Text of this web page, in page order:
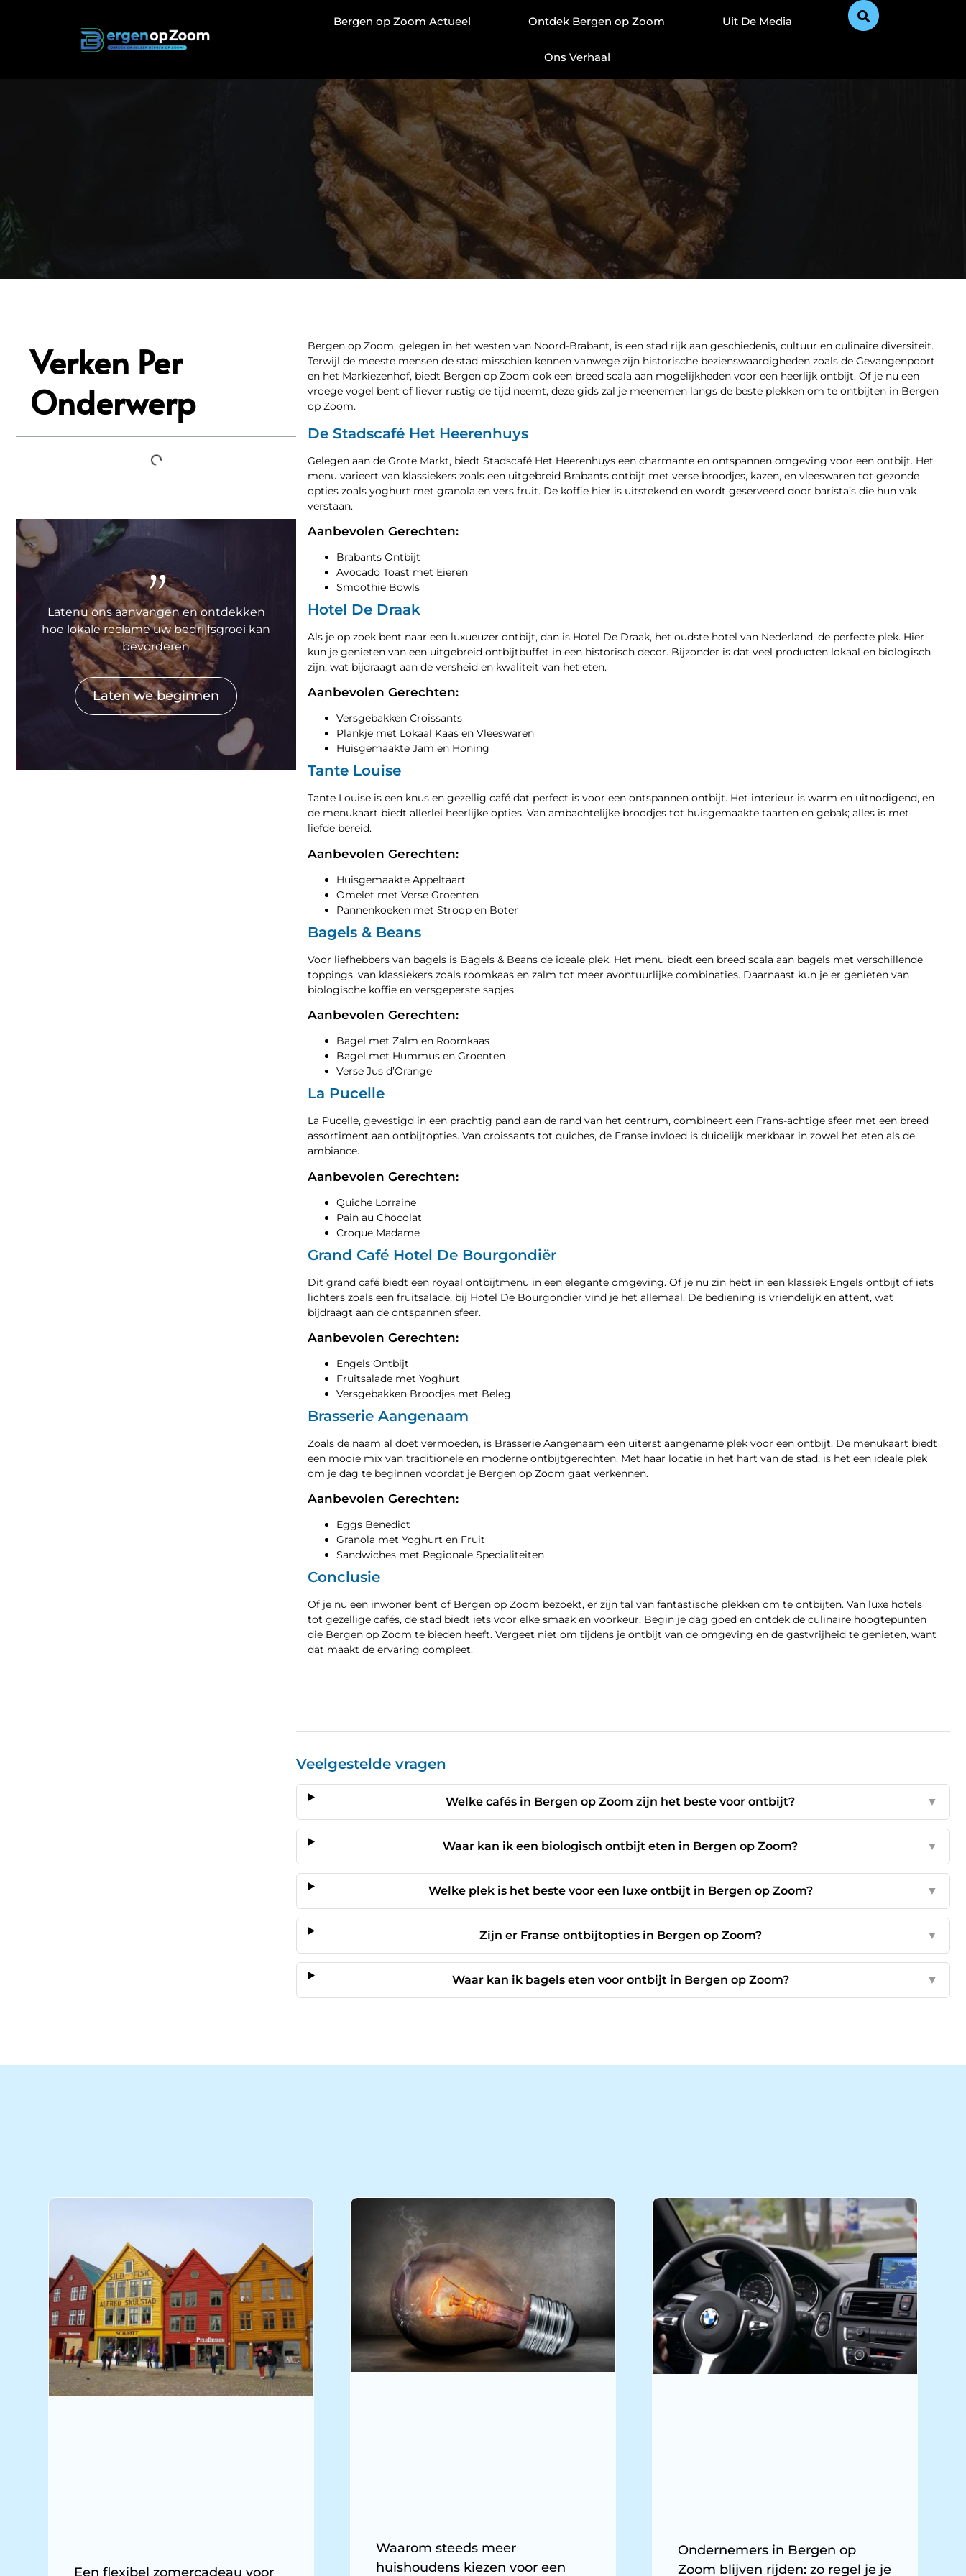
Bergen op Zoom Actueel Ontdek Bergen op Zoom Uit De Media
Ons Verhaal
Bergen op Zoom, gelegen in het westen van Noord-Brabant, is een stad rijk aan geschiedenis, cultuur en culinaire diversiteit.
Terwijl de meeste mensen de stad misschien kennen vanwege zijn historische bezienswaardigheden zoals de Gevangenpoort
en het Markiezenhof, biedt Bergen op Zoom ook een breed scala aan mogelijkheden voor een heerlijk ontbijt. Of je nu een
vroege vogel bent of liever rustig de tijd neemt, deze gids zal je meenemen langs de beste plekken om te ontbijten in Bergen
op Zoom.
De Stadscafé Het Heerenhuys
Gelegen aan de Grote Markt, biedt Stadscafé Het Heerenhuys een charmante en ontspannen omgeving voor een ontbijt. Het
menu varieert van klassiekers zoals een uitgebreid Brabants ontbijt met verse broodjes, kazen, en vleeswaren tot gezonde
opties zoals yoghurt met granola en vers fruit. De koffie hier is uitstekend en wordt geserveerd door barista’s die hun vak
verstaan.
Aanbevolen Gerechten:
Brabants Ontbijt
Avocado Toast met Eieren
Smoothie Bowls
Hotel De Draak
Als je op zoek bent naar een luxueuzer ontbijt, dan is Hotel De Draak, het oudste hotel van Nederland, de perfecte plek. Hier
kun je genieten van een uitgebreid ontbijtbuffet in een historisch decor. Bijzonder is dat veel producten lokaal en biologisch
zijn, wat bijdraagt aan de versheid en kwaliteit van het eten.
Aanbevolen Gerechten:
Versgebakken Croissants
Plankje met Lokaal Kaas en Vleeswaren
Huisgemaakte Jam en Honing
Tante Louise
Tante Louise is een knus en gezellig café dat perfect is voor een ontspannen ontbijt. Het interieur is warm en uitnodigend, en
de menukaart biedt allerlei heerlijke opties. Van ambachtelijke broodjes tot huisgemaakte taarten en gebak; alles is met
liefde bereid.
Aanbevolen Gerechten:
Huisgemaakte Appeltaart
Omelet met Verse Groenten
Pannenkoeken met Stroop en Boter
Bagels & Beans
Voor liefhebbers van bagels is Bagels & Beans de ideale plek. Het menu biedt een breed scala aan bagels met verschillende
toppings, van klassiekers zoals roomkaas en zalm tot meer avontuurlijke combinaties. Daarnaast kun je er genieten van
biologische koffie en versgeperste sapjes.
Aanbevolen Gerechten:
Bagel met Zalm en Roomkaas
Bagel met Hummus en Groenten
Verse Jus d’Orange
La Pucelle
La Pucelle, gevestigd in een prachtig pand aan de rand van het centrum, combineert een Frans-achtige sfeer met een breed
assortiment aan ontbijtopties. Van croissants tot quiches, de Franse invloed is duidelijk merkbaar in zowel het eten als de
ambiance.
Aanbevolen Gerechten:
Quiche Lorraine
Pain au Chocolat
Croque Madame
Grand Café Hotel De Bourgondiër
Dit grand café biedt een royaal ontbijtmenu in een elegante omgeving. Of je nu zin hebt in een klassiek Engels ontbijt of iets
lichters zoals een fruitsalade, bij Hotel De Bourgondiër vind je het allemaal. De bediening is vriendelijk en attent, wat
bijdraagt aan de ontspannen sfeer.
Aanbevolen Gerechten:
Engels Ontbijt
Fruitsalade met Yoghurt
Versgebakken Broodjes met Beleg
Brasserie Aangenaam
Zoals de naam al doet vermoeden, is Brasserie Aangenaam een uiterst aangename plek voor een ontbijt. De menukaart biedt
een mooie mix van traditionele en moderne ontbijtgerechten. Met haar locatie in het hart van de stad, is het een ideale plek
om je dag te beginnen voordat je Bergen op Zoom gaat verkennen.
Aanbevolen Gerechten:
Eggs Benedict
Granola met Yoghurt en Fruit
Sandwiches met Regionale Specialiteiten
Conclusie
Of je nu een inwoner bent of Bergen op Zoom bezoekt, er zijn tal van fantastische plekken om te ontbijten. Van luxe hotels
tot gezellige cafés, de stad biedt iets voor elke smaak en voorkeur. Begin je dag goed en ontdek de culinaire hoogtepunten
die Bergen op Zoom te bieden heeft. Vergeet niet om tijdens je ontbijt van de omgeving en de gastvrijheid te genieten, want
dat maakt de ervaring compleet.
Veelgestelde vragen
Welke cafés in Bergen op Zoom zijn het beste voor ontbijt? ▼
Waar kan ik een biologisch ontbijt eten in Bergen op Zoom? ▼
Welke plek is het beste voor een luxe ontbijt in Bergen op Zoom? ▼
Zijn er Franse ontbijtopties in Bergen op Zoom? ▼
Waar kan ik bagels eten voor ontbijt in Bergen op Zoom? ▼
Verken Per
Onderwerp
"
Latenu ons aanvangen en ontdekken
hoe lokale reclame uw bedrijfsgroei kan
bevorderen
Laten we beginnen
Een flexibel zomercadeau voor
Waarom steeds meer
huishoudens kiezen voor een
Ondernemers in Bergen op
Zoom blijven rijden: zo regel je je